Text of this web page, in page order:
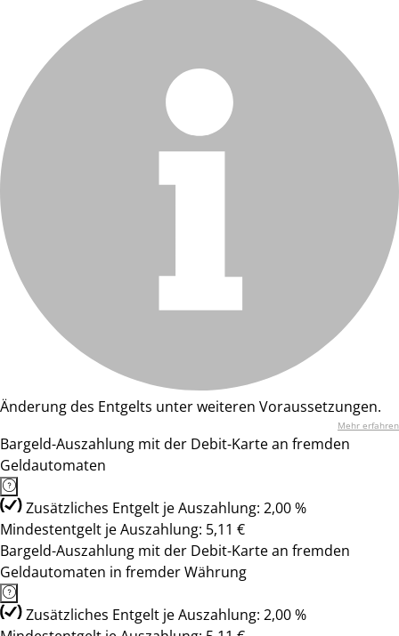
Änderung des Entgelts unter weiteren Voraussetzungen.
Mehr erfahren
Bargeld-Auszahlung mit der Debit-Karte an fremden
Geldautomaten
Zusätzliches Entgelt je Auszahlung: 2,00 %
Mindestentgelt je Auszahlung: 5,11 €
Bargeld-Auszahlung mit der Debit-Karte an fremden
Geldautomaten in fremder Währung
Zusätzliches Entgelt je Auszahlung: 2,00 %